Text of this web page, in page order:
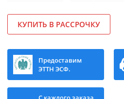
КУПИТЬ В РАССРОЧКУ
Предоставим
ЭТТН ЭСФ.